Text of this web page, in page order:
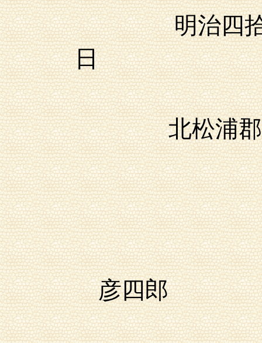
明治四拾五
日
北松浦郡笛
梶野
同郡笛
彦四郎